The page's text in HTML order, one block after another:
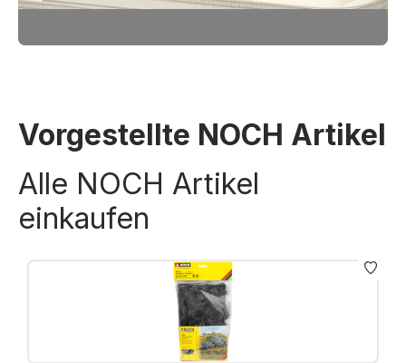
Vorgestellte NOCH Artikel
Alle NOCH Artikel
einkaufen